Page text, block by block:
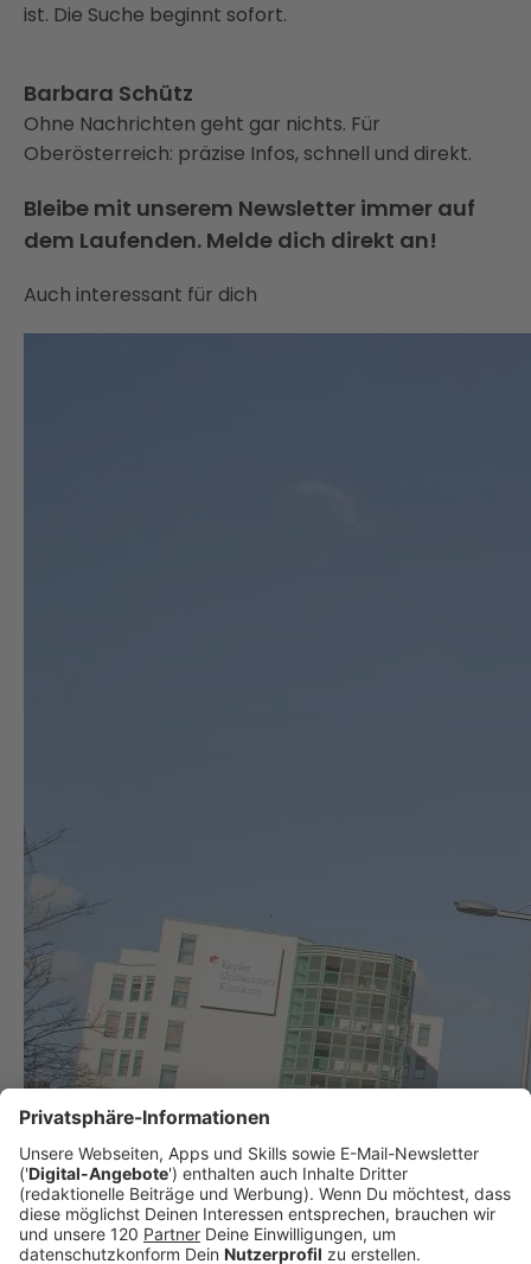
ist. Die Suche beginnt sofort.
Barbara Schütz
Ohne Nachrichten geht gar nichts. Für
Oberösterreich: präzise Infos, schnell und direkt.
Bleibe mit unserem Newsletter immer auf
dem Laufenden. Melde dich direkt an!
Auch interessant für dich